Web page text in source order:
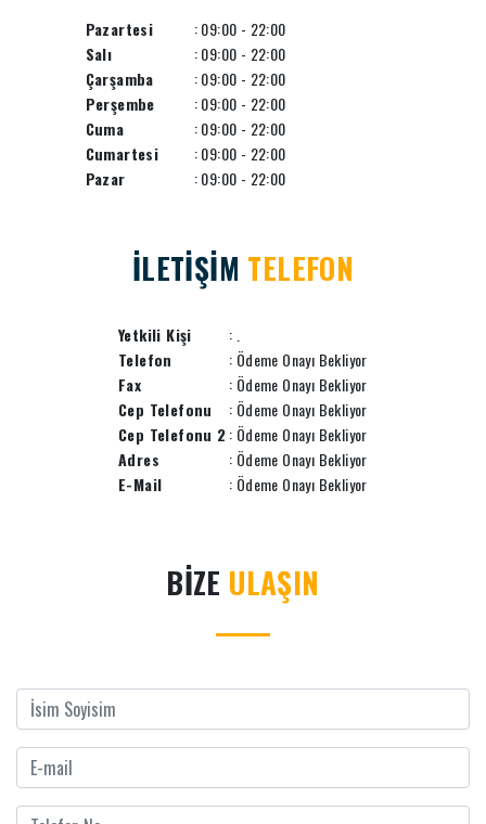
Pazartesi
: 09:00 - 22:00
Salı
: 09:00 - 22:00
Çarşamba
: 09:00 - 22:00
Perşembe
: 09:00 - 22:00
Cuma
: 09:00 - 22:00
Cumartesi
: 09:00 - 22:00
Pazar
: 09:00 - 22:00
İLETİŞİM TELEFON
Yetkili Kişi
: .
Telefon
: Ödeme Onayı Bekliyor
Fax
: Ödeme Onayı Bekliyor
Cep Telefonu
: Ödeme Onayı Bekliyor
Cep Telefonu 2: Ödeme Onayı Bekliyor
Adres
: Ödeme Onayı Bekliyor
E-Mail
: Ödeme Onayı Bekliyor
BİZE ULAŞIN